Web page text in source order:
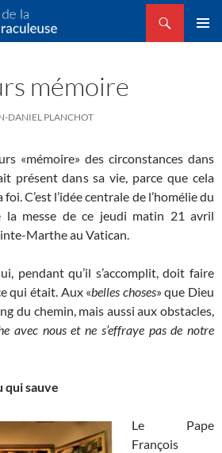
Miraculeuse
mémoire
DANIEL PLANCHOT
«mémoire» des circonstances dans
présent dans sa vie, parce que cela
C’est l’idée centrale de l’homélie du
la messe de ce jeudi matin 21 avril
Marthe au Vatican.
pendant qu’il s’accomplit, doit faire
qui était. Aux «belles choses» que Dieu
du chemin, mais aussi aux obstacles,
avec nous et ne s’effraye pas de notre
qui sauve
Le Pape
François